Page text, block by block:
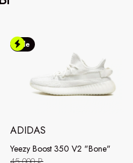
Sale
ADIDAS
Yeezy Boost 350 V2 "Bone"